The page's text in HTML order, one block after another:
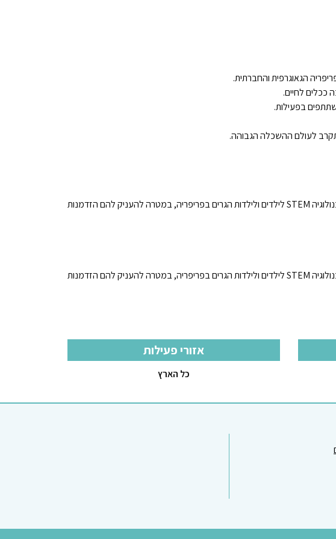
הגאוגרפית והחברתית.
ככלים לחיים.
בפעילות.
לעולם ההשכלה הגבוהה.
עמותת אופנים מביאה העשרה חינוכית בתחומי המדע והטכנולוגיה STEM לילדים ולילדות הגרים בפריפריה, במטרה להעניק להם הזדמנות
עמותת אופנים מביאה העשרה חינוכית בתחומי המדע והטכנולוגיה STEM לילדים ולילדות הגרים בפריפריה, במטרה להעניק להם הזדמנות
אזורי פעילות
כל הארץ